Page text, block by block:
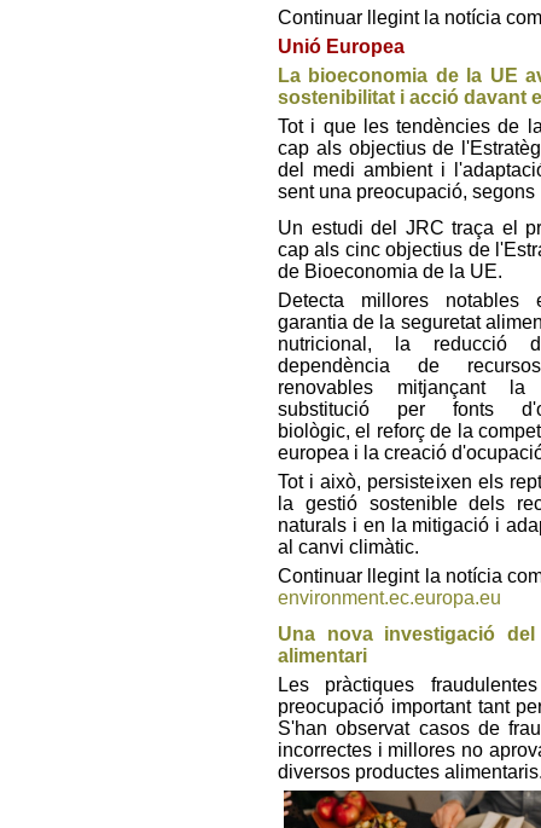
Continuar llegint la notícia
Unió Europea
La bioeconomia de la UE
sostenibilitat i acció davant
Tot i que les tendències de
cap als objectius de
del medi ambient i
sent una preocupació,
Un estudi del JRC traça el
cap als cinc objectius de
de Bioeconomia de la UE.
Detecta millores notables
garantia de la seguretat
nutricional, la reducció
dependència de
renovables mitjançant la
substitució per fonts
biològic, el reforç de la
europea i la creació
Tot i això, persisteixen els
la gestió sostenible dels
naturals i en la mitigació i
al canvi climàtic.
Continuar llegint la notícia
environment.ec.europa.eu
Una nova investigació
alimentari
Les pràctiques
preocupació important tant
S'han observat casos de
incorrectes i millores no
diversos productes